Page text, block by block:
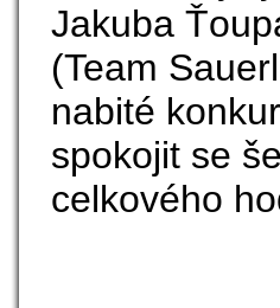
Jakuba
(Team
nabité
spokojit se
celkového